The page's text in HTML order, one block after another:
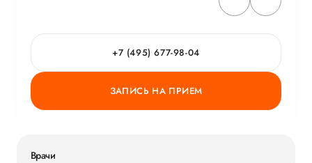
+7 (495) 677-98-04
ЗАПИСЬ НА ПРИЕМ
Врачи